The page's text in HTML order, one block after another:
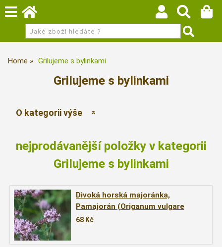
Home Grilujeme s bylinkami
Grilujeme s bylinkami
O kategorii výše
nejprodávanější položky v kategorii
Grilujeme s bylinkami
Divoká horská majoránka,
Pamajorán (Origanum vulgare
´Wilder Majoran´)
68 Kč